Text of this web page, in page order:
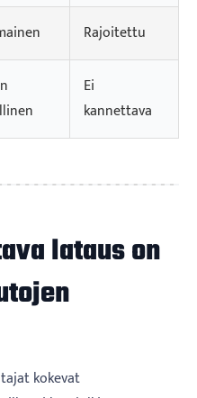
Rajoitettu
Ei
kannettava
lataus on
kokevat